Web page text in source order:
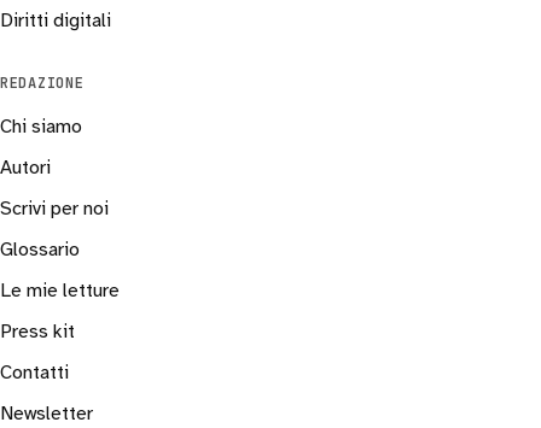
Diritti digitali
REDAZIONE
Chi siamo
Autori
Scrivi per noi
Glossario
Le mie letture
Press kit
Contatti
Newsletter